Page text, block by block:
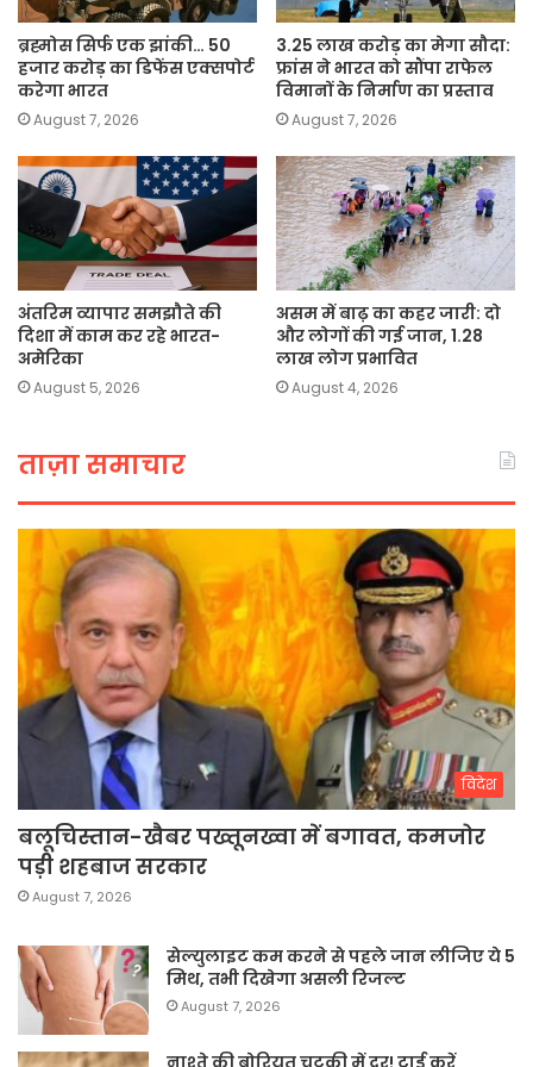
ब्रह्मोस सिर्फ एक झांकी… 50
हजार करोड़ का डिफेंस एक्सपोर्ट
करेगा भारत
August 7, 2026
3.25 लाख करोड़ का मेगा सौदा:
फ्रांस ने भारत को सौंपा राफेल
विमानों के निर्माण का प्रस्ताव
August 7, 2026
अंतरिम व्यापार समझौते की
दिशा में काम कर रहे भारत-
अमेरिका
August 5, 2026
असम में बाढ़ का कहर जारी: दो
और लोगों की गई जान, 1.28
लाख लोग प्रभावित
August 4, 2026
ताज़ा समाचार
विदेश
बलूचिस्तान-खैबर पख्तूनख्वा में बगावत, कमजोर
पड़ी शहबाज सरकार
August 7, 2026
सेल्युलाइट कम करने से पहले जान लीजिए ये 5
मिथ, तभी दिखेगा असली रिजल्ट
August 7, 2026